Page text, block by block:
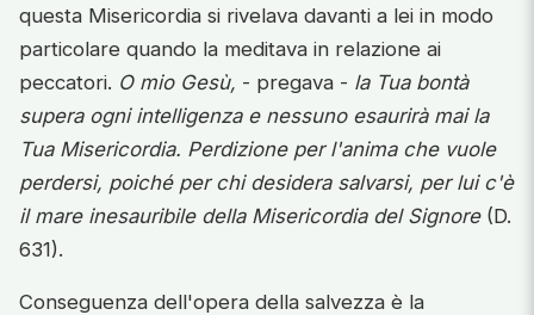
questa Misericordia si rivelava davanti a lei in modo
particolare quando la meditava in relazione ai
peccatori. O mio Gesù, - pregava - la Tua bontà
supera ogni intelligenza e nessuno esaurirà mai la
Tua Misericordia. Perdizione per l'anima che vuole
perdersi, poiché per chi desidera salvarsi, per lui c'è
il mare inesauribile della Misericordia del Signore(D.
631).
Conseguenza dell'opera della salvezza è la